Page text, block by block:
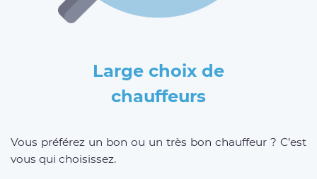
Large choix de
chauffeurs
Vous préférez un bon ou un très bon chauffeur ? C’est
vous qui choisissez.